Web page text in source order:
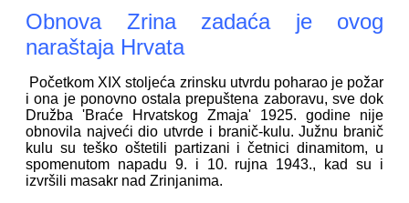
Obnova Zrina zadaća je ovog
naraštaja Hrvata
Početkom XIX stoljeća zrinsku utvrdu poharao je požar
i ona je ponovno ostala prepuštena zaboravu, sve dok
Družba 'Braće Hrvatskog Zmaja' 1925. godine nije
obnovila najveći dio utvrde i branič-kulu. Južnu branič
kulu su teško oštetili partizani i četnici dinamitom, u
spomenutom napadu 9. i 10. rujna 1943., kad su i
izvršili masakr nad Zrinjanima.